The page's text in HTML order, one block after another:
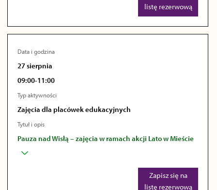
listę rezerwową
Data i godzina
27 sierpnia
09:00-11:00
Typ aktywności
Zajęcia dla placówek edukacyjnych
Tytuł i opis
Pauza nad Wisłą – zajęcia w ramach akcji Lato w Mieście
Zapisz się na
listę rezerwową